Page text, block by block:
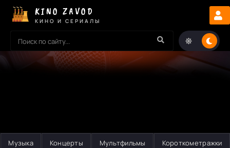
KINO ZAVOD
КИНО И СЕРИАЛЫ
Музыка Концерты Мультфильмы Короткометражки